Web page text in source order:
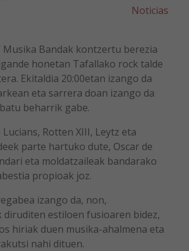
Noticias
Musika Bandak kontzertu berezia
honetan Tafallako rock talde
Ekitaldia 20:00etan izango da
eta sarrera doan izango da
beharrik gabe.
Rotten XIII, Leytz eta
parte hartuko dute, Oscar de
eta moldatzaileak bandarako
propioak joz.
izango da, non,
diruditen estiloen fusioaren bidez,
hiriak duen musika-ahalmena eta
nahi dituen.